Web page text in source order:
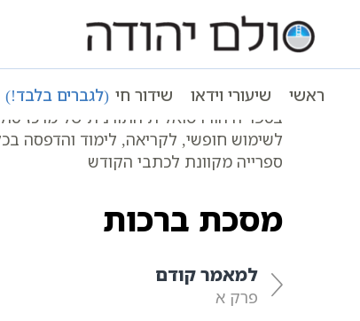
ראשי שיעורי וידאו שידור חי (לגברים בלבד!)
עמוד ראשי אוצר הכתבים
כל המשנה במקום אחד | שישה סדרי משנה
בספריה הווירטואלית התורנית של מרכז
לשימוש חופשי, לקריאה, לימוד והדפסה
ספרייה מקוונת לכתבי הקודש
מסכת ברכות
למאמר קודם
פרק א